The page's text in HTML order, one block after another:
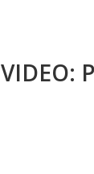
VIDEO: